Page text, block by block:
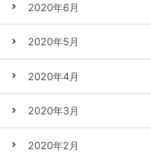
2020年6月
2020年5月
2020年4月
2020年3月
2020年2月